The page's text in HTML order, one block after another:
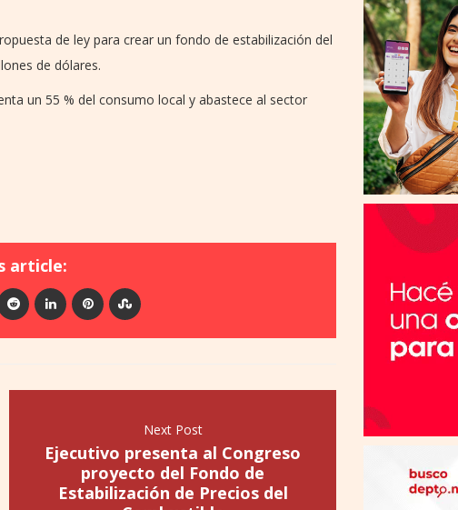
de ley para crear un fondo de estabilización del
de dólares.
un 55 % del consumo local y abastece al sector
article:
Next Post
Ejecutivo presenta al Congreso
proyecto del Fondo de
Estabilización de Precios del